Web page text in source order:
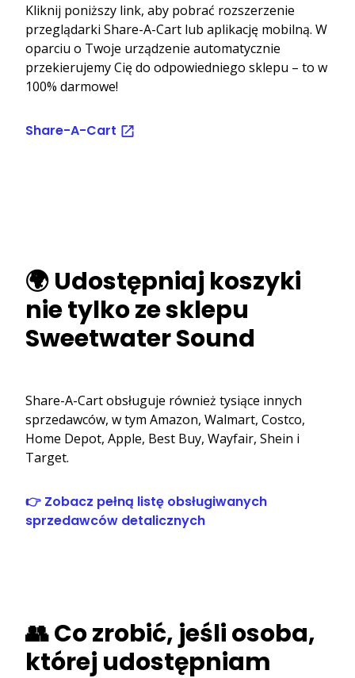
Kliknij poniższy link, aby pobrać rozszerzenie
przeglądarki Share-A-Cart lub aplikację mobilną. W
oparciu o Twoje urządzenie automatycznie
przekierujemy Cię do odpowiedniego sklepu – to w
100% darmowe!
Share-A-Cart
🌍 Udostępniaj koszyki
nie tylko ze sklepu
Sweetwater Sound
Share-A-Cart obsługuje również tysiące innych
sprzedawców, w tym Amazon, Walmart, Costco,
Home Depot, Apple, Best Buy, Wayfair, Shein i
Target.
👉 Zobacz pełną listę obsługiwanych
sprzedawców detalicznych
👥 Co zrobić, jeśli osoba,
której udostępniam